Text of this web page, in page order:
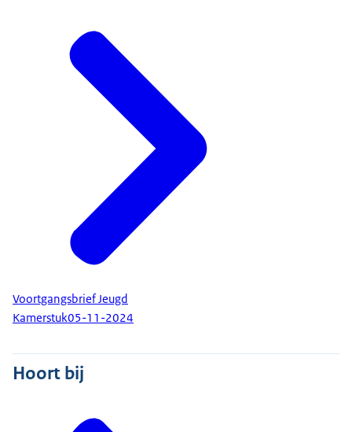
Voortgangsbrief Jeugd
Kamerstuk05-11-2024
Hoort bij